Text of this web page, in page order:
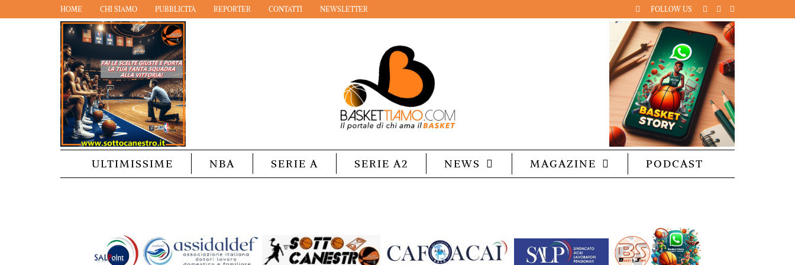
HOME CHI SIAMO PUBBLICITÀ REPORTER CONTATTI NEWSLETTER FOLLOW US
ULTIMISSIME NBA SERIE A SERIE A2 NEWS MAGAZINE PODCAST